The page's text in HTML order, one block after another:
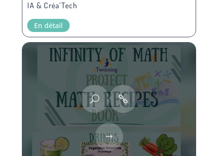
IA & Créa’Tech
En détail